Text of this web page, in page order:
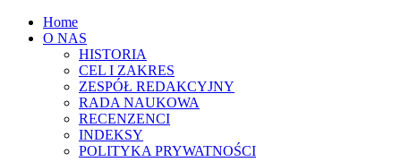
Home
O NAS
HISTORIA
CEL I ZAKRES
ZESPÓŁ REDAKCYJNY
RADA NAUKOWA
RECENZENCI
INDEKSY
POLITYKA PRYWATNOŚCI